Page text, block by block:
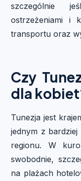
szczególnie
ostrzeżeniami i
transportu oraz
Czy
dla
Tunezja jest
jednym z
regionu. W
swobodnie,
na plażach